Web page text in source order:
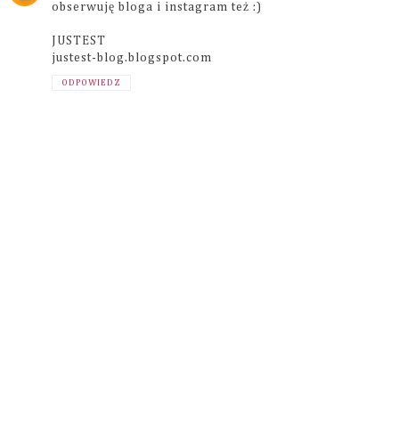
obserwuję bloga i instagram też :)
JUSTEST
justest-blog.blogspot.com
ODPOWIEDZ